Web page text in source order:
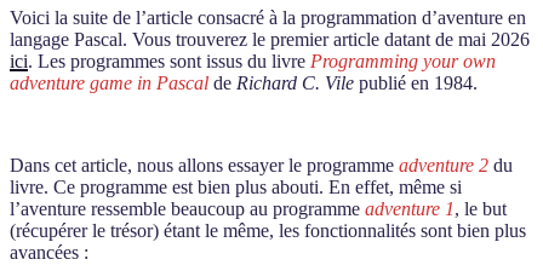
généré
par
Claude »
Voici la suite de l’article consacré à la programmation d’aventure en
langage Pascal. Vous trouverez le premier article datant de mai 2026
ici. Les programmes sont issus du livre Programming your own
adventure game in Pascal de Richard C. Vile publié en 1984.
Dans cet article, nous allons essayer le programme adventure 2 du
livre. Ce programme est bien plus abouti. En effet, même si
l’aventure ressemble beaucoup au programme adventure 1, le but
(récupérer le trésor) étant le même, les fonctionnalités sont bien plus
avancées :